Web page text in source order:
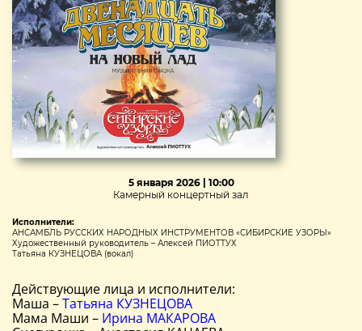
5 января 2026 | 10:00
Камерный концертный зал
Исполнители:
АНСАМБЛЬ РУССКИХ НАРОДНЫХ ИНСТРУМЕНТОВ «СИБИРСКИЕ УЗОРЫ»
Художественный руководитель – Алексей ПИОТТУХ
Татьяна КУЗНЕЦОВА (вокал)
Действующие лица и исполнители:
Маша –Татьяна КУЗНЕЦОВА
Мама Маши – Ирина МАКАРОВА